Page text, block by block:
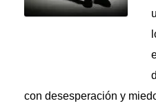
con desesperación y